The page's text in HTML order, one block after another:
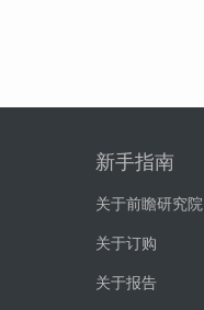
新手指南
关于前瞻研究院
关于订购
关于报告